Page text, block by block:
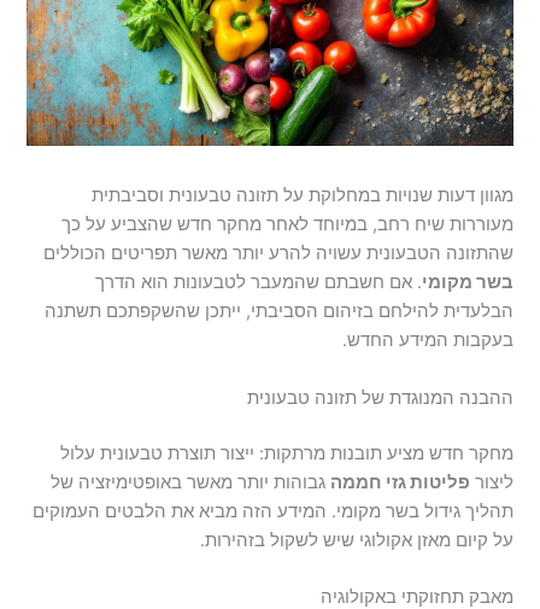
מגוון דעות שנויות במחלוקת על תזונה טבעונית וסביבתית
מעוררות שיח רחב, במיוחד לאחר מחקר חדש שהצביע על כך
שהתזונה הטבעונית עשויה להרע יותר מאשר תפריטים הכוללים
בשר מקומי. אם חשבתם שהמעבר לטבעונות הוא הדרך
הבלעדית להילחם בזיהום הסביבתי, ייתכן שהשקפתכם תשתנה
בעקבות המידע החדש.
ההבנה המנוגדת של תזונה טבעונית
מחקר חדש מציע תובנות מרתקות: ייצור תוצרת טבעונית עלול
ליצור פליטות גזי חממה גבוהות יותר מאשר באופטימיזציה של
תהליך גידול בשר מקומי. המידע הזה מביא את הלבטים העמוקים
על קיום מאזן אקולוגי שיש לשקול בזהירות.
מאבק תחזוקתי באקולוגיה